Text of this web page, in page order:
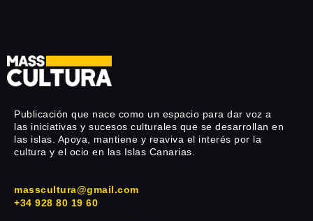
Publicación que nace como un espacio para dar voz a
las iniciativas y sucesos culturales que se desarrollan en
las islas. Apoya, mantiene y reaviva el interés por la
cultura y el ocio en las Islas Canarias.
masscultura@gmail.com
+34 928 80 19 60